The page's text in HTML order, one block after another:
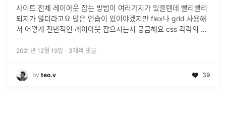
사이트 전체 레이아웃 잡는 방법이 여러가지가 있을텐데 빨리빨리
되지가 않더라고요 많은 연습이 있어야겠지만 flex나 grid 사용해
서 어떻게 전반적인 레이아웃 잡으시는지 궁금해요 css 각각의 속
이야기인거 ...
2021년 12월 19일 · 3개의 댓글
by teo.v 39